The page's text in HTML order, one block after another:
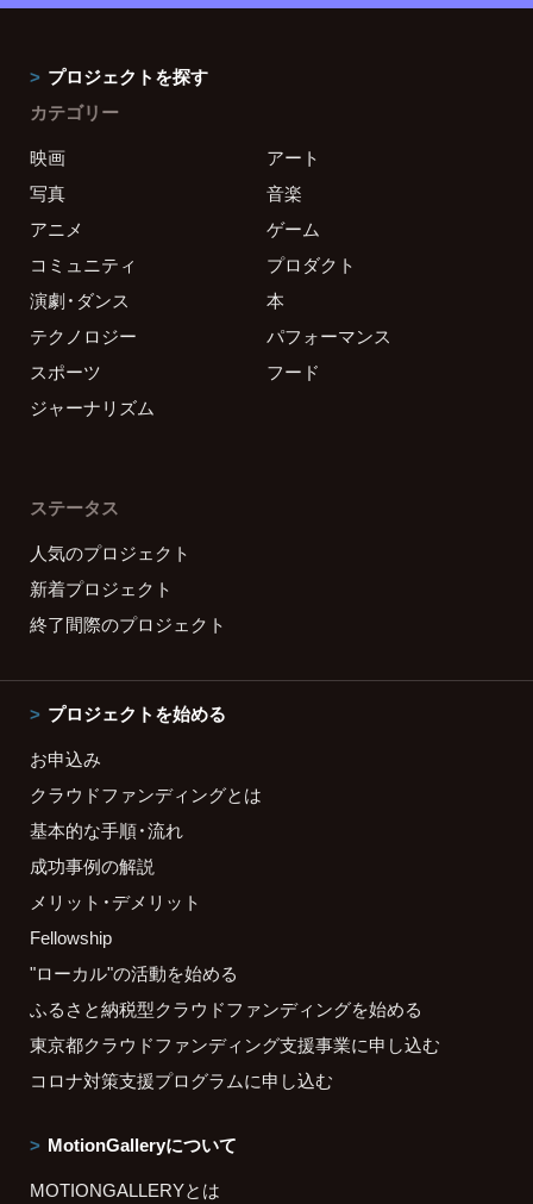
プロジェクトを探す
カテゴリー
映画
アート
写真
音楽
アニメ
ゲーム
コミュニティ
プロダクト
演劇・ダンス
本
テクノロジー
パフォーマンス
スポーツ
フード
ジャーナリズム
ステータス
人気のプロジェクト
新着プロジェクト
終了間際のプロジェクト
プロジェクトを始める
お申込み
クラウドファンディングとは
基本的な手順・流れ
成功事例の解説
メリット・デメリット
Fellowship
"ローカル"の活動を始める
ふるさと納税型クラウドファンディングを始める
東京都クラウドファンディング支援事業に申し込む
コロナ対策支援プログラムに申し込む
MotionGalleryについて
MOTIONGALLERYとは